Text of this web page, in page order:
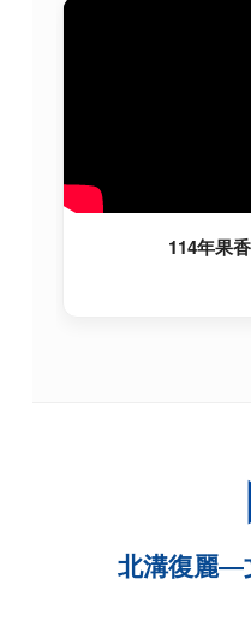
114年果
北溝復麗—